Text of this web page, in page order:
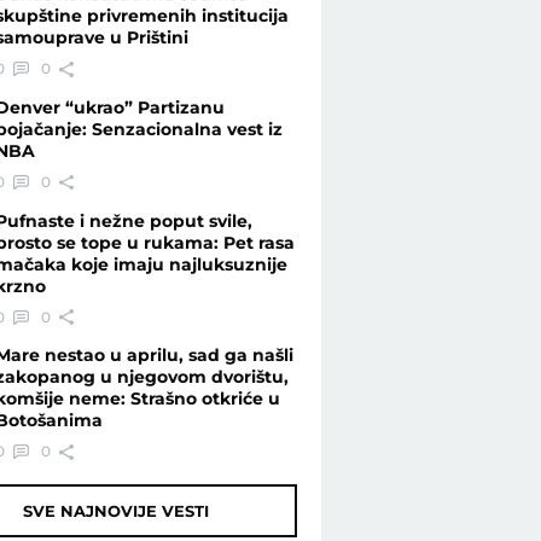
privremenih institucija
u Prištini
0
“ukrao” Partizanu
Senzacionalna vest iz
0
i nežne poput svile,
se tope u rukama: Pet rasa
koje imaju najluksuznije
0
nestao u aprilu, sad ga našli
u njegovom dvorištu,
neme: Strašno otkriće u
0
SVE NAJNOVIJE VESTI